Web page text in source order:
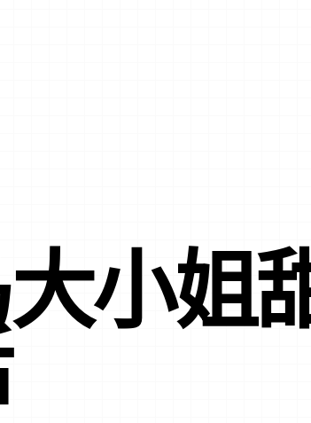
小姐